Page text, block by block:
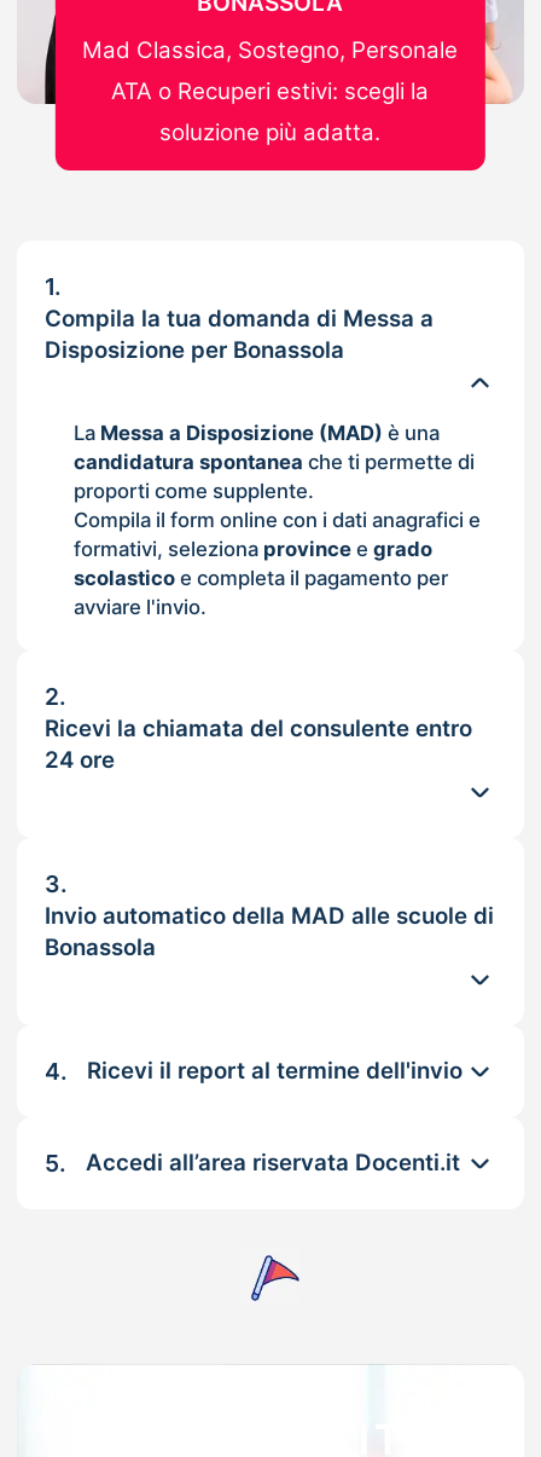
1.
Compila la tua domanda di Messa a
Disposizione per Bonassola
La Messa a Disposizione (MAD) è una
candidatura spontanea che ti permette di
proporti come supplente.
Compila il form online con i dati anagrafici e
formativi, seleziona provincee grado
scolasticoe completa il pagamento per
avviare l'invio.
2.
Ricevi la chiamata del consulente entro
24 ore
3.
Invio automatico della MAD alle scuole di
Bonassola
4. Ricevi il report al termine dell'invio
5. Accedi all’area riservata Docenti.it
Mad Classica, Sostegno, Personale
ATA o Recuperi estivi: scegli la
soluzione più adatta.